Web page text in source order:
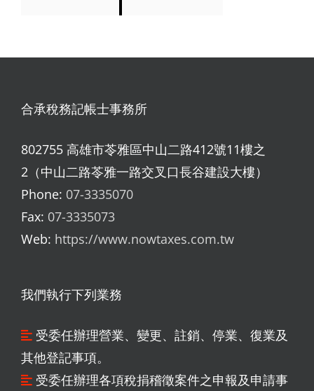
合承稅務記帳士事務所
802755 高雄市苓雅區中山二路412號11樓之
2（中山二路苓雅一路交叉口長谷建設大樓）
Phone: 07-3335070
Fax: 07-3335073
Web: https://www.nowtaxes.com.tw
我們執行下列業務
受委任辦理營業、變更、註銷、停業、復業及
其他登記事項。
受委任辦理各項稅捐稽徵案件之申報及申請事